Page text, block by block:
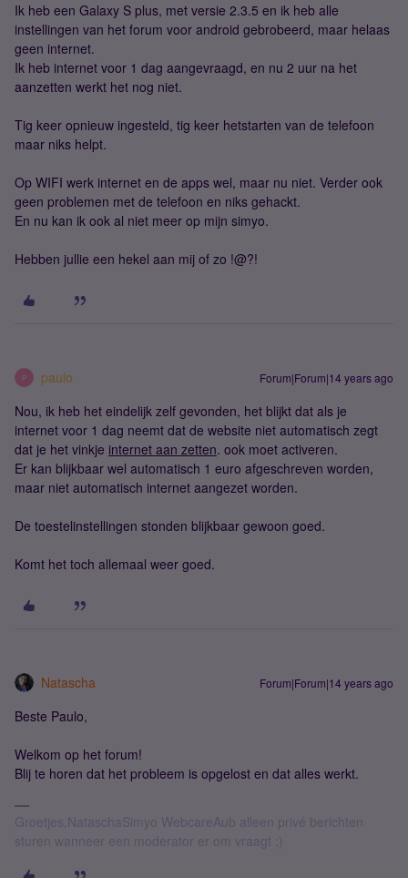
Ik heb een Galaxy S plus, met versie 2.3.5 en ik heb alle
instellingen van het forum voor android gebrobeerd, maar helaas
geen internet.
Ik heb internet voor 1 dag aangevraagd, en nu 2 uur na het
aanzetten werkt het nog niet.
Tig keer opnieuw ingesteld, tig keer hetstarten van de telefoon
maar niks helpt.
Op WIFI werk internet en de apps wel, maar nu niet. Verder ook
geen problemen met de telefoon en niks gehackt.
En nu kan ik ook al niet meer op mijn simyo.
Hebben jullie een hekel aan mij of zo !@?!
P paulo Forum|Forum|14 years ago
Nou, ik heb het eindelijk zelf gevonden, het blijkt dat als je
internet voor 1 dag neemt dat de website niet automatisch zegt
dat je het vinkje internet aan zetten. ook moet activeren.
Er kan blijkbaar wel automatisch 1 euro afgeschreven worden,
maar niet automatisch internet aangezet worden.
De toestelinstellingen stonden blijkbaar gewoon goed.
Komt het toch allemaal weer goed.
Natascha Forum|Forum|14 years ago
Beste Paulo,
Welkom op het forum!
Blij te horen dat het probleem is opgelost en dat alles werkt.
Groetjes,NataschaSimyo WebcareAub alleen privé berichten
sturen wanneer een moderator er om vraagt :)